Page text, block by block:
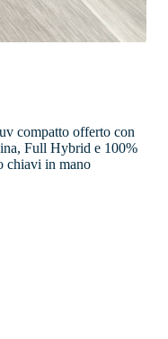
compatto offerto con
Full Hybrid e 100%
chiavi in mano